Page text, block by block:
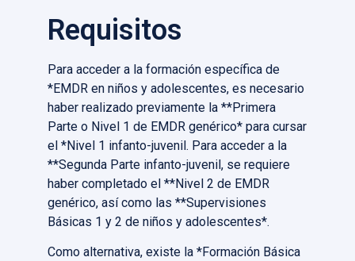
Requisitos
Para acceder a la formación específica de
*EMDR en niños y adolescentes, es necesario
haber realizado previamente la **Primera
Parte o Nivel 1 de EMDR genérico* para cursar
el *Nivel 1 infanto-juvenil. Para acceder a la
**Segunda Parte infanto-juvenil, se requiere
haber completado el **Nivel 2 de EMDR
genérico, así como las **Supervisiones
Básicas 1 y 2 de niños y adolescentes*.
Como alternativa, existe la *Formación Básica